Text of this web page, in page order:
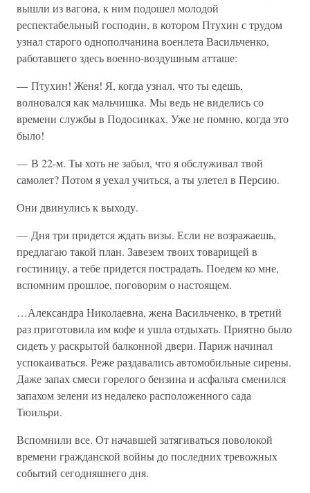
вышли из вагона, к ним подошел молодой
респектабельный господин, в котором Птухин с трудом
узнал старого однополчанина военлета Васильченко,
работавшего здесь военно-воздушным атташе:
— Птухин! Женя! Я, когда узнал, что ты едешь,
волновался как мальчишка. Мы ведь не виделись со
времени службы в Подосинках. Уже не помню, когда это
было!
— В 22-м. Ты хоть не забыл, что я обслуживал твой
самолет? Потом я уехал учиться, а ты улетел в Персию.
Они двинулись к выходу.
— Дня три придется ждать визы. Если не возражаешь,
предлагаю такой план. Завезем твоих товарищей в
гостиницу, а тебе придется пострадать. Поедем ко мне,
вспомним прошлое, поговорим о настоящем.
…Александра Николаевна, жена Васильченко, в третий
раз приготовила им кофе и ушла отдыхать. Приятно было
сидеть у раскрытой балконной двери. Париж начинал
успокаиваться. Реже раздавались автомобильные сирены.
Даже запах смеси горелого бензина и асфальта сменился
запахом зелени из недалеко расположенного сада
Тюильри.
Вспомнили все. От начавшей затягиваться поволокой
времени гражданской войны до последних тревожных
событий сегодняшнего дня.